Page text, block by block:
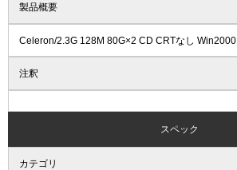
製品概要
Celeron/2.3G 128M 80G×2 CD CRTなし Win2000
注釈
スペック
カテゴリ